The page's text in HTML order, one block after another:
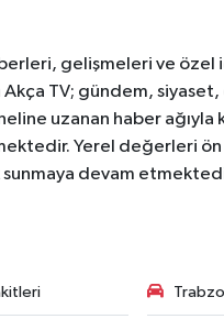
gelişmeleri ve özel
Akça TV; gündem,
uzanan haber
Yerel değerleri
sunmaya devam